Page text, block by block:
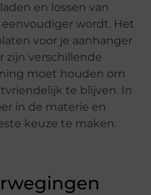
en lossen van
wordt. Het
voor je aanhanger
zijn verschillende
moet houden om
te blijven. In
in de materie en
keuze te maken.